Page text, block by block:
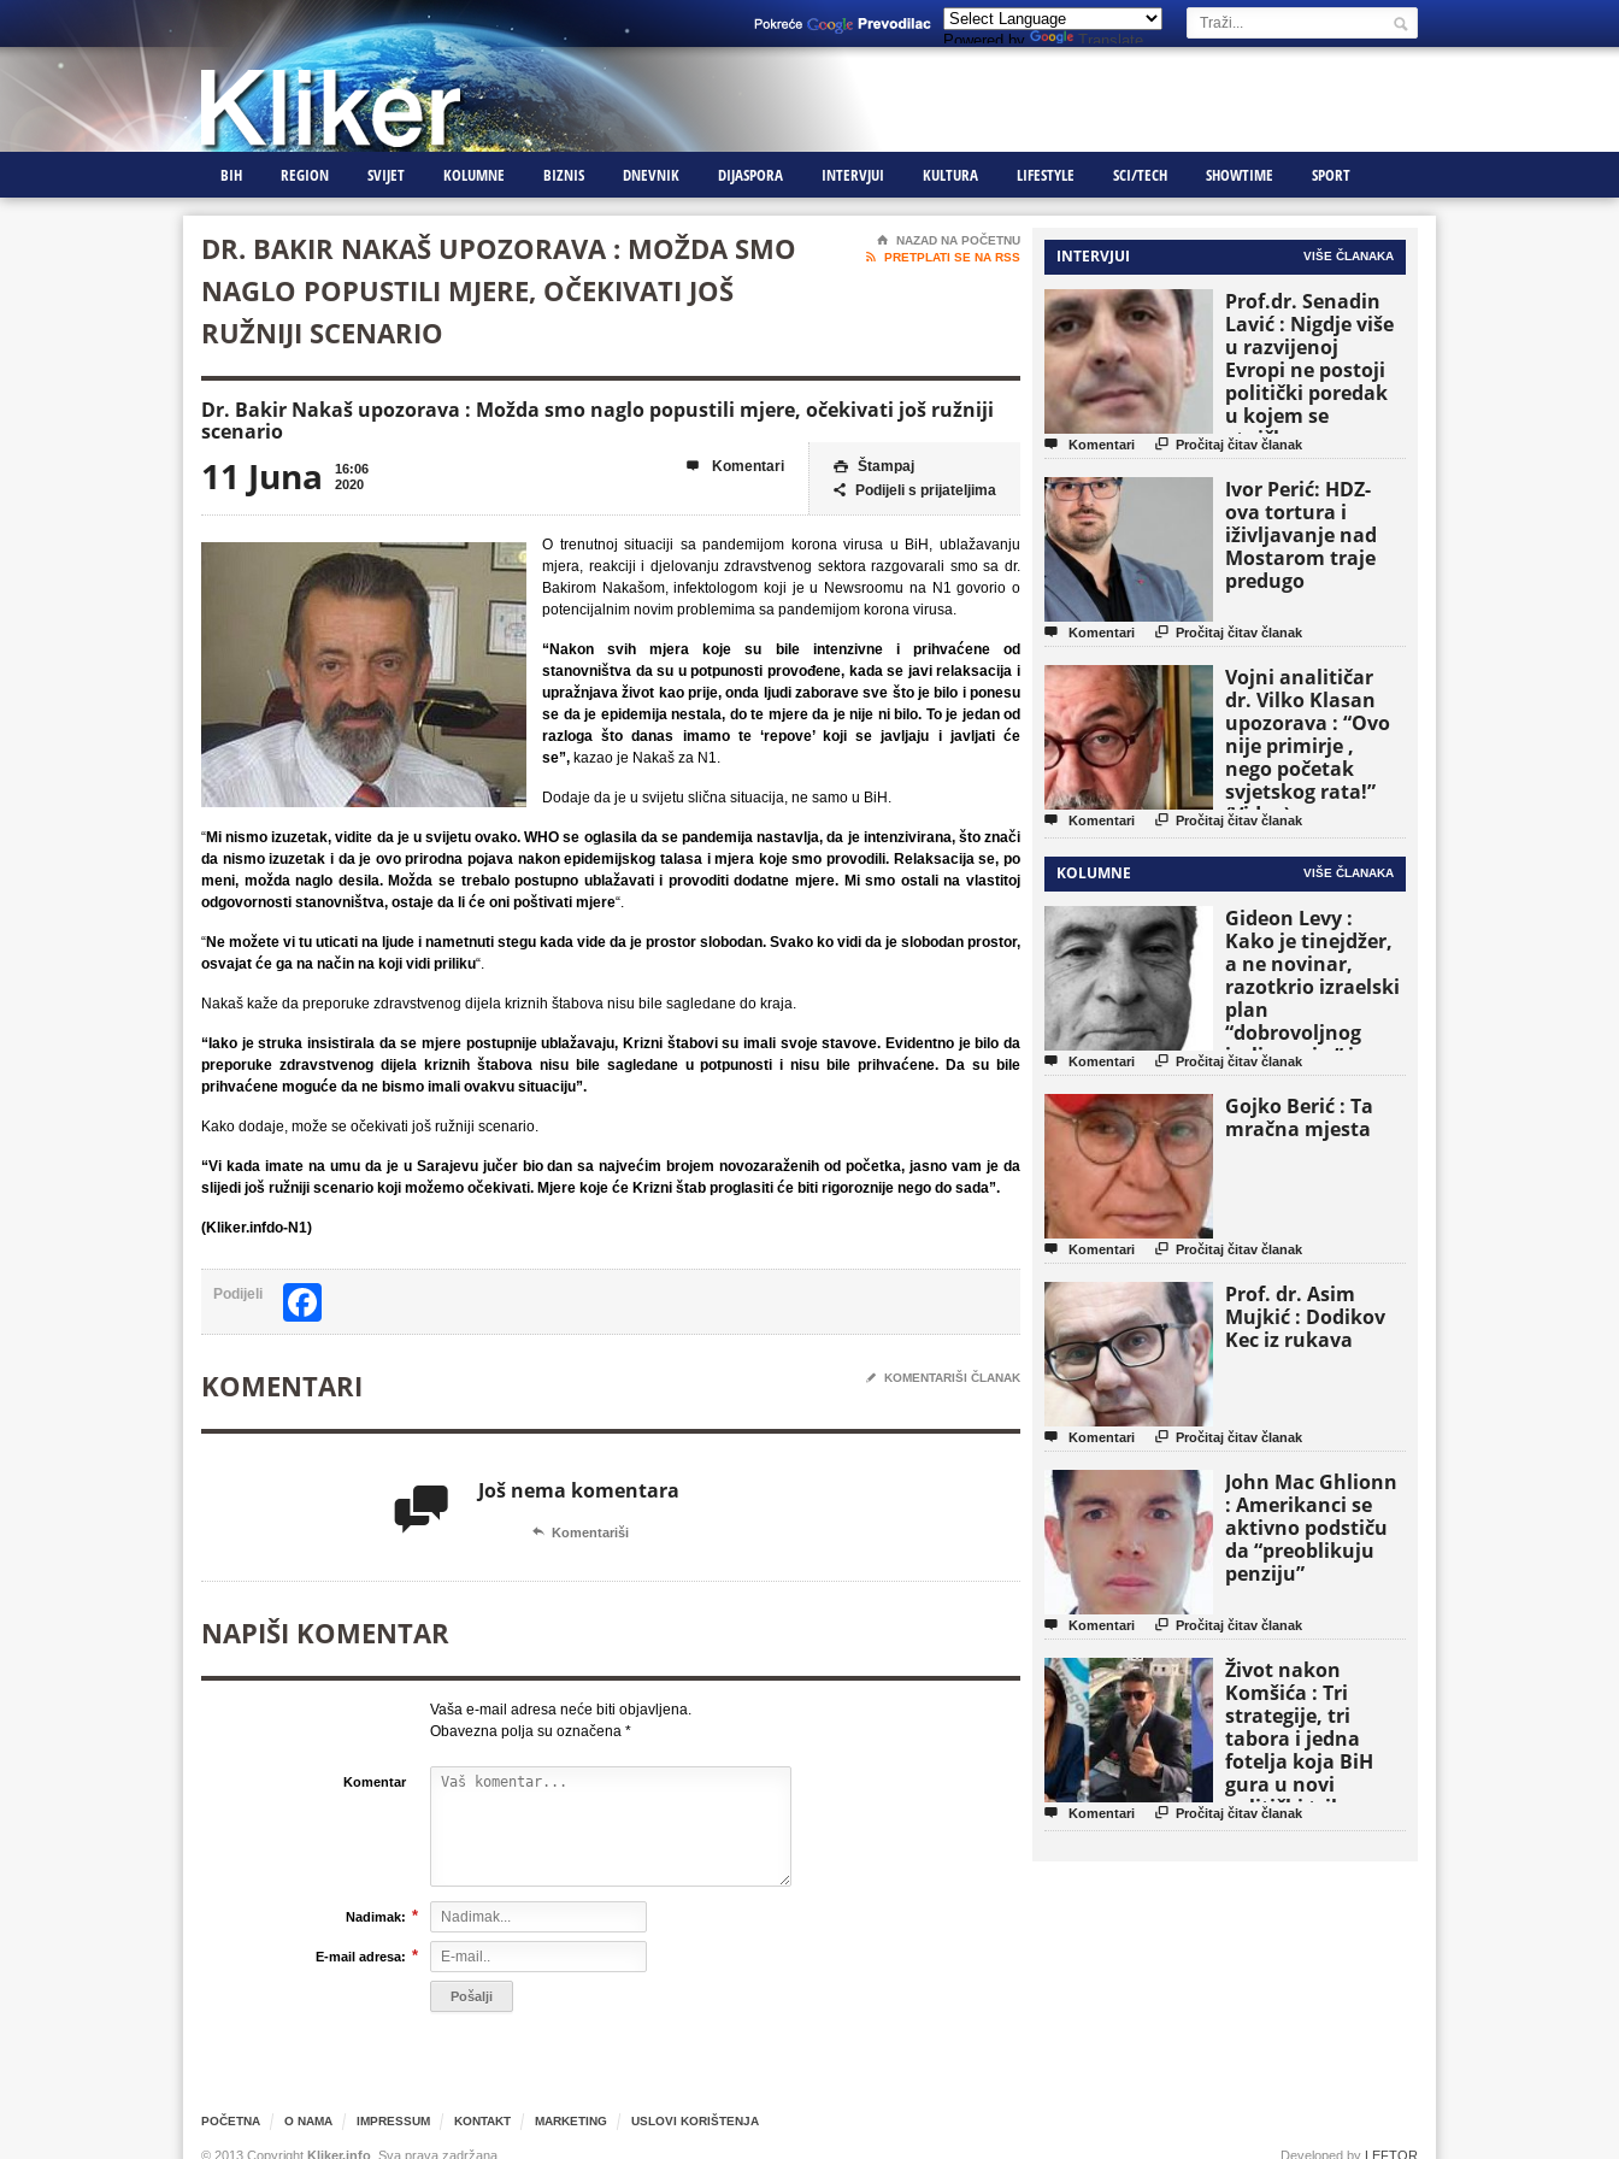
Powered by Translate
BIH REGION SVIJET KOLUMNE BIZNIS DNEVNIK DIJASPORA INTERVJUI KULTURA LIFESTYLE SCI/TECH SHOWTIME SPORT
DR. BAKIR NAKAŠ UPOZORAVA : MOŽDA SMO
NAGLO POPUSTILI MJERE, OČEKIVATI JOŠ
RUŽNIJI SCENARIO
⌂
NAZAD NA POČETNU

PRETPLATI SE NA RSS
Dr. Bakir Nakaš upozorava : Možda smo naglo popustili mjere, očekivati još ružniji
scenario
11 Juna
16:06
2020
 Štampaj
 Podijeli s prijateljima
 Komentari
O trenutnoj situaciji sa pandemijom korona virusa u BiH, ublažavanju
mjera, reakciji i djelovanju zdravstvenog sektora razgovarali smo sa dr.
Bakirom Nakašom, infektologom koji je u Newsroomu na N1 govorio o
potencijalnim novim problemima sa pandemijom korona virusa.
“Nakon svih mjera koje su bile intenzivne i prihvaćene od
stanovništva da su u potpunosti provođene, kada se javi relaksacija i
upražnjava život kao prije, onda ljudi zaborave sve što je bilo i ponesu
se da je epidemija nestala, do te mjere da je nije ni bilo. To je jedan od
razloga što danas imamo te ‘repove’ koji se javljaju i javljati će
se”, kazao je Nakaš za N1.
Dodaje da je u svijetu slična situacija, ne samo u BiH.
“Mi nismo izuzetak, vidite da je u svijetu ovako. WHO se oglasila da se pandemija nastavlja, da je intenzivirana, što znači
da nismo izuzetak i da je ovo prirodna pojava nakon epidemijskog talasa i mjera koje smo provodili. Relaksacija se, po
meni, možda naglo desila. Možda se trebalo postupno ublažavati i provoditi dodatne mjere. Mi smo ostali na vlastitoj
odgovornosti stanovništva, ostaje da li će oni poštivati mjere“.
“Ne možete vi tu uticati na ljude i nametnuti stegu kada vide da je prostor slobodan. Svako ko vidi da je slobodan prostor,
osvajat će ga na način na koji vidi priliku“.
Nakaš kaže da preporuke zdravstvenog dijela kriznih štabova nisu bile sagledane do kraja.
“Iako je struka insistirala da se mjere postupnije ublažavaju, Krizni štabovi su imali svoje stavove. Evidentno je bilo da
preporuke zdravstvenog dijela kriznih štabova nisu bile sagledane u potpunosti i nisu bile prihvaćene. Da su bile
prihvaćene moguće da ne bismo imali ovakvu situaciju”.
Kako dodaje, može se očekivati još ružniji scenario.
“Vi kada imate na umu da je u Sarajevu jučer bio dan sa najvećim brojem novozaraženih od početka, jasno vam je da
slijedi još ružniji scenario koji možemo očekivati. Mjere koje će Krizni štab proglasiti će biti rigoroznije nego do sada”.
(Kliker.infdo-N1)
Podijeli
KOMENTARI ✎ KOMENTARIŠI ČLANAK
 Još nema komentara
 Komentariši
NAPIŠI KOMENTAR
Vaša e-mail adresa neće biti objavljena.
Obavezna polja su označena *
Komentar
Nadimak: *
E-mail adresa: *
INTERVJUI VIŠE ČLANAKA
Prof.dr. Senadin
Lavić : Nigdje više
u razvijenoj
Evropi ne postoji
politički poredak
u kojem se
etničke grupe
pojavljuju kao
osnovne političke
jedinice
 Komentari  Pročitaj čitav članak
Ivor Perić: HDZ-
ova tortura i
iživljavanje nad
Mostarom traje
predugo
 Komentari  Pročitaj čitav članak
Vojni analitičar
dr. Vilko Klasan
upozorava : “Ovo
nije primirje ,
nego početak
svjetskog rata!”
(Video)
 Komentari  Pročitaj čitav članak
KOLUMNE VIŠE ČLANAKA
Gideon Levy :
Kako je tinejdžer,
a ne novinar,
razotkrio izraelski
plan
“dobrovoljnog
iseljavanja ” iz
Gaze
 Komentari  Pročitaj čitav članak
Gojko Berić : Ta
mračna mjesta
 Komentari  Pročitaj čitav članak
Prof. dr. Asim
Mujkić : Dodikov
Kec iz rukava
 Komentari  Pročitaj čitav članak
John Mac Ghlionn
: Amerikanci se
aktivno podstiču
da “preoblikuju
penziju”
 Komentari  Pročitaj čitav članak
Život nakon
Komšića : Tri
strategije, tri
tabora i jedna
fotelja koja BiH
gura u novi
politički triler
 Komentari  Pročitaj čitav članak
POČETNA O NAMA IMPRESSUM KONTAKT MARKETING USLOVI KORIŠTENJA
© 2013 Copyright Kliker.info . Sva prava zadržana. Developed by LEFTOR